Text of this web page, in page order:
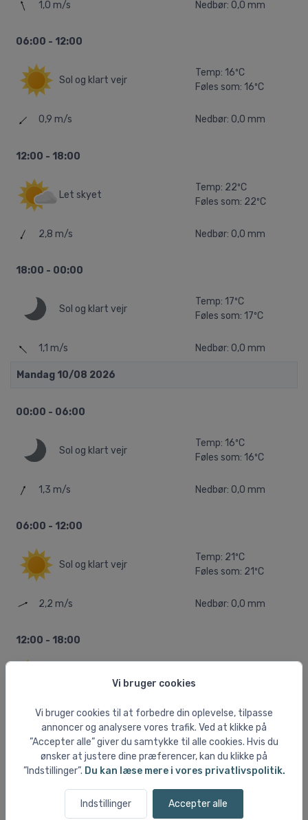
Vi bruger cookies
Vi bruger cookies til at forbedre din oplevelse, tilpasse
annoncer og analysere vores trafik. Ved at klikke på
”Accepter alle” giver du samtykke til alle cookies. Hvis du
ønsker at justere dine præferencer, kan du klikke på
”Indstillinger”. Du kan læse mere i vores privatlivspolitik.
Indstillinger Accepter alle
1,0 m/s Nedbør: 0,0 mm
06:00 - 12:00
Sol og klart vejr
Temp: 16ºC
Føles som: 16ºC
0,9 m/s Nedbør: 0,0 mm
12:00 - 18:00
Let skyet
Temp: 22ºC
Føles som: 22ºC
2,8 m/s Nedbør: 0,0 mm
18:00 - 00:00
Sol og klart vejr
Temp: 17ºC
Føles som: 17ºC
1,1 m/s Nedbør: 0,0 mm
Mandag 10/08 2026
00:00 - 06:00
Sol og klart vejr
Temp: 16ºC
Føles som: 16ºC
1,3 m/s Nedbør: 0,0 mm
06:00 - 12:00
Sol og klart vejr
Temp: 21ºC
Føles som: 21ºC
2,2 m/s Nedbør: 0,0 mm
12:00 - 18:00
Delvist skyet
1,6 m/s Nedbør: 0,0 mm
18:00 - 00:00
Let skyet
Føles som: 21ºC